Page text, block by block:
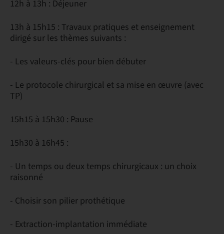
12h à 13h : Déjeuner
13h à 15h15 : Travaux pratiques et enseignement
dirigé sur les thèmes suivants :
- Les valeurs-clés pour bien débuter
- Le protocole chirurgical et sa mise en œuvre (avec
TP)
15h15 à 15h30 : Pause
15h30 à 16h45 :
- Un temps ou deux temps chirurgicaux : un choix
raisonné
- Choisir son pilier prothétique
- Extraction-implantation immédiate